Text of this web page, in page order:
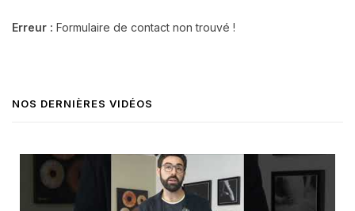
Erreur : Formulaire de contact non trouvé !
NOS DERNIÈRES VIDÉOS